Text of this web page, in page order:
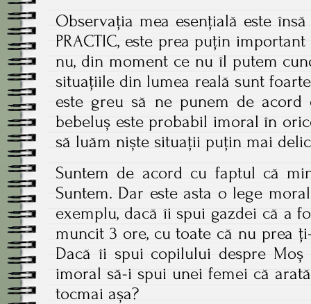
Observația mea esențială este
PRACTIC, este prea puțin
nu, din moment ce nu îl putem
situațiile din lumea reală sunt
este greu să ne punem de
bebeluș este probabil imoral în
să luăm niște situații puțin mai
Suntem de acord cu faptul că
Suntem. Dar este asta o lege
exemplu, dacă îi spui gazdei că a
muncit 3 ore, cu toate că nu prea
Dacă îi spui copilului despre Moș
imoral să-i spui unei femei că
tocmai așa?